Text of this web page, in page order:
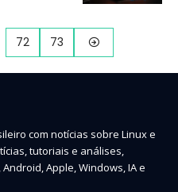
72 73
com notícias sobre Linux e
tutoriais e análises,
Apple, Windows, IA e